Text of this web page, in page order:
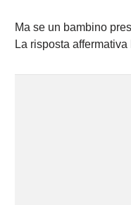
Ma se un bambino
La risposta